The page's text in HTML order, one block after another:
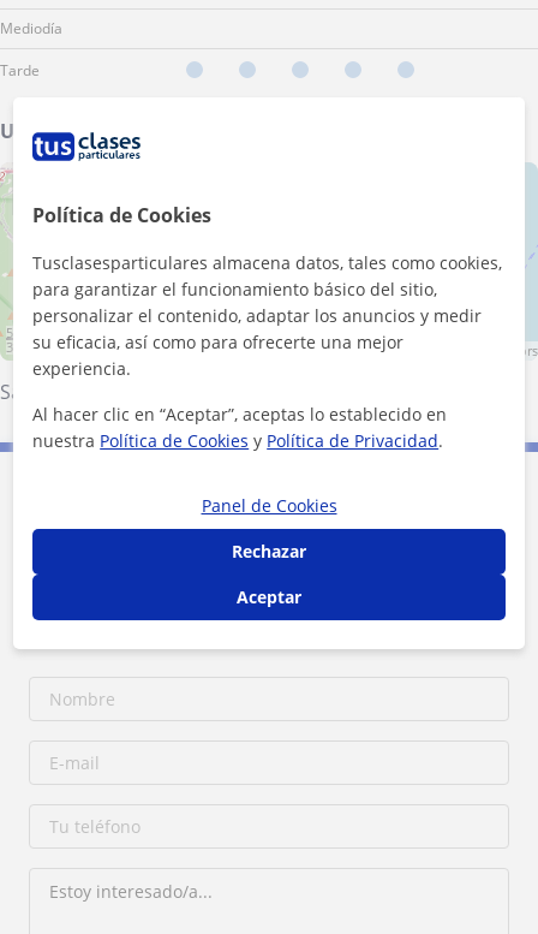
Mediodía
Tarde
Ubicación de mis clases
5 km
3 mi
Leaflet| ©OpenStreetMap contributors
Santa Cristina D'Aro
Contacta con Laura
1ª clase gratis
Política de Cookies
Tusclasesparticulares almacena datos, tales como cookies,
para garantizar el funcionamiento básico del sitio,
personalizar el contenido, adaptar los anuncios y medir
su eficacia, así como para ofrecerte una mejor
experiencia.
Al hacer clic en “Aceptar”, aceptas lo establecido en
nuestra Política de Cookies y Política de Privacidad.
Panel de Cookies
Rechazar
Aceptar